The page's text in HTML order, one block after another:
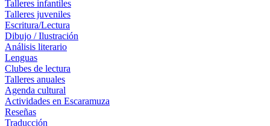
Talleres infantiles
Talleres juveniles
Escritura/Lectura
Dibujo / Ilustración
Análisis literario
Lenguas
Clubes de lectura
Talleres anuales
Agenda cultural
Actividades en Escaramuza
Reseñas
Traducción